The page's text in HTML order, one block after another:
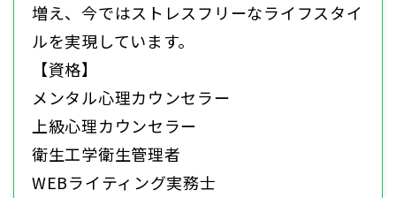
増え、今ではストレスフリーなライフスタイ
ルを実現しています。
【資格】
メンタル心理カウンセラー
上級心理カウンセラー
衛生工学衛生管理者
WEBライティング実務士